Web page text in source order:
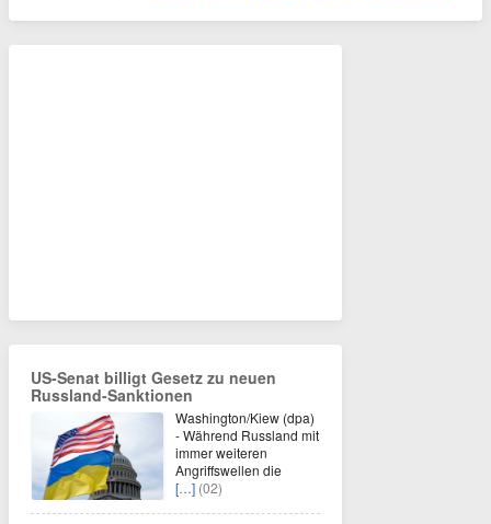
US-Senat billigt Gesetz zu neuen
Russland-Sanktionen
Washington/Kiew (dpa)
- Während Russland mit
immer weiteren
Angriffswellen die
[…] (02)